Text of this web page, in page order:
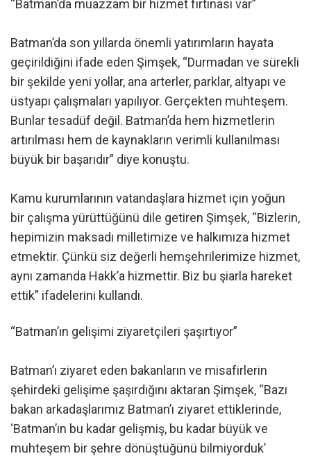
“Batman’da muazzam bir hizmet fırtınası var”
Batman’da son yıllarda önemli yatırımların hayata
geçirildiğini ifade eden Şimşek, “Durmadan ve sürekli
bir şekilde yeni yollar, ana arterler, parklar, altyapı ve
üstyapı çalışmaları yapılıyor. Gerçekten muhteşem.
Bunlar tesadüf değil. Batman’da hem hizmetlerin
artırılması hem de kaynakların verimli kullanılması
büyük bir başarıdır” diye konuştu.
Kamu kurumlarının vatandaşlara hizmet için yoğun
bir çalışma yürüttüğünü dile getiren Şimşek, “Bizlerin,
hepimizin maksadı milletimize ve halkımıza hizmet
etmektir. Çünkü siz değerli hemşehrilerimize hizmet,
aynı zamanda Hakk’a hizmettir. Biz bu şiarla hareket
ettik” ifadelerini kullandı.
“Batman’ın gelişimi ziyaretçileri şaşırtıyor”
Batman’ı ziyaret eden bakanların ve misafirlerin
şehirdeki gelişime şaşırdığını aktaran Şimşek, “Bazı
bakan arkadaşlarımız Batman’ı ziyaret ettiklerinde,
‘Batman’ın bu kadar gelişmiş, bu kadar büyük ve
muhteşem bir şehre dönüştüğünü bilmiyorduk’